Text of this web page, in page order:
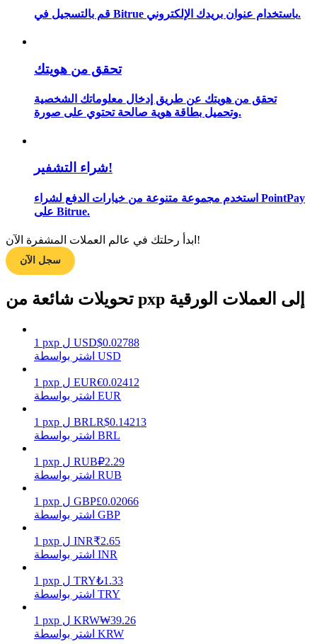
مرشد
دليل المبتدئين للعقود الآجلة
استراتيجيات التداول
تعلم كيفية البقاء مربحة
يكسب
احصل على مكافآت تنافسية يوميًا
قم بالتسجيل في Bitrue باستخدام عنوان بريدك الإلكتروني.
تحقق من هويتك
تحقق من هويتك عن طريق إدخال معلوماتك الشخصية
وتحميل بطاقة هوية صالحة تحتوي على صورة.
شراء التشفير!
استخدم مجموعة متنوعة من خيارات الدفع لشراء PointPay
على Bitrue.
ابدأ رحلتك في عالم العملات المشفرة الآن!
سجل الآن
تحويلات شائعة من pxp إلى العملات الورقية
1 pxp ل USD$0.02788
اشتر بواسطة USD
1 pxp ل EUR€0.02412
اشتر بواسطة EUR
1 pxp ل BRLR$0.14213
اشتر بواسطة BRL
1 pxp ل RUB₽2.29
اشتر بواسطة RUB
1 pxp ل GBP£0.02066
اشتر بواسطة GBP
1 pxp ل INR₹2.65
اشتر بواسطة INR
1 pxp ل TRY₺1.33
اشتر بواسطة TRY
1 pxp ل KRW₩39.26
اشتر بواسطة KRW